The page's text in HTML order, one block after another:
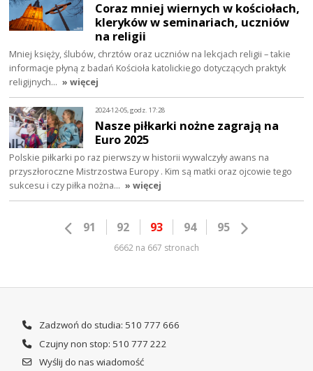
Coraz mniej wiernych w kościołach,
kleryków w seminariach, uczniów
na religii
Mniej księży, ślubów, chrztów oraz uczniów na lekcjach religii – takie
informacje płyną z badań Kościoła katolickiego dotyczących praktyk
religijnych… » więcej
2024-12-05, godz. 17:28
Nasze piłkarki nożne zagrają na
Euro 2025
Polskie piłkarki po raz pierwszy w historii wywalczyły awans na
przyszłoroczne Mistrzostwa Europy . Kim są matki oraz ojcowie tego
sukcesu i czy piłka nożna… » więcej
91 92 93 94 95
6662 na 667 stronach
Zadzwoń do studia: 510 777 666
Czujny non stop: 510 777 222
Wyślij do nas wiadomość